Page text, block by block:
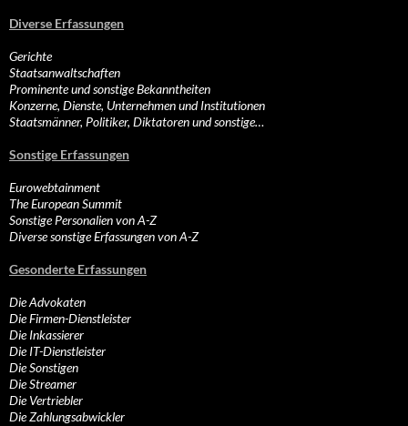
Diverse Erfassungen
Gerichte
Staatsanwaltschaften
Prominente und sonstige Bekanntheiten
Konzerne, Dienste, Unternehmen und Institutionen
Staatsmänner, Politiker, Diktatoren und sonstige…
Sonstige Erfassungen
Eurowebtainment
The European Summit
Sonstige Personalien von A-Z
Diverse sonstige Erfassungen von A-Z
Gesonderte Erfassungen
Die Advokaten
Die Firmen-Dienstleister
Die Inkassierer
Die IT-Dienstleister
Die Sonstigen
Die Streamer
Die Vertriebler
Die Zahlungsabwickler